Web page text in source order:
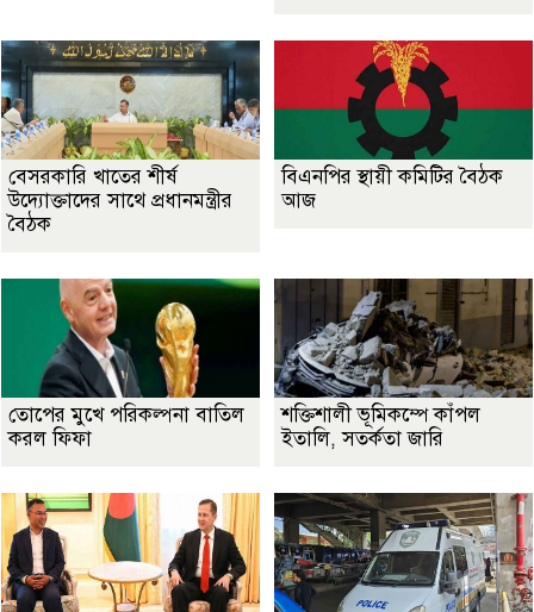
বেসরকারি খাতের শীর্ষ
উদ্যোক্তাদের সাথে প্রধানমন্ত্রীর
বৈঠক
বিএনপির স্থায়ী কমিটির বৈঠক
আজ
তোপের মুখে পরিকল্পনা বাতিল
করল ফিফা
শক্তিশালী ভূমিকম্পে কাঁপল
ইতালি, সতর্কতা জারি